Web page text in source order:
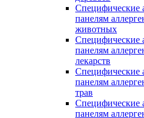
Специфические
панелям
животных
Специфические
панелям
лекарств
Специфические
панелям
трав
Специфические
панелям